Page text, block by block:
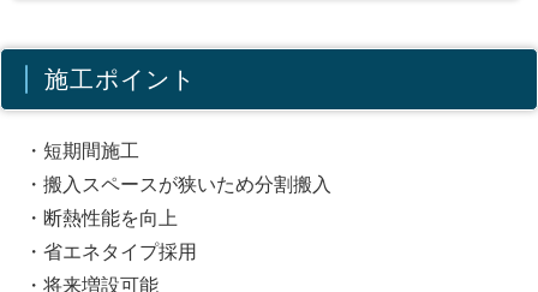
施工ポイント
・短期間施工
・搬入スペースが狭いため分割搬入
・断熱性能を向上
・省エネタイプ採用
・将来増設可能